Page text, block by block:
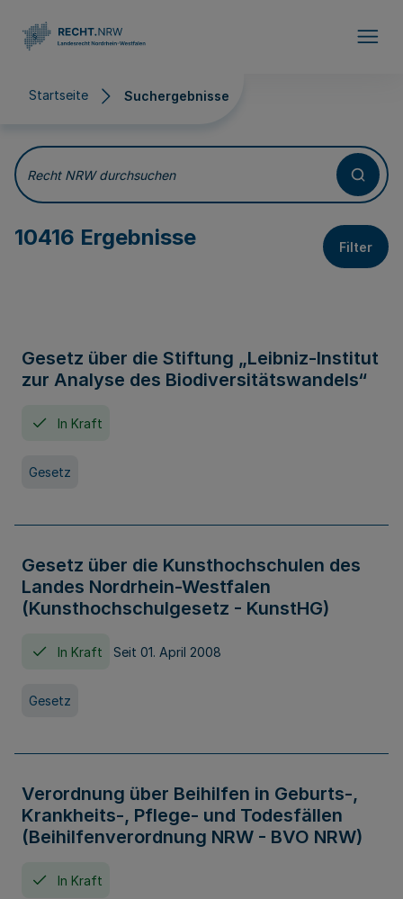
Startseite Suchergebnisse
Suchergebnisse
Recht NRW durchsuchen
10416 Ergebnisse Filter
Gesetz über die Stiftung „Leibniz-Institut
zur Analyse des Biodiversitätswandels“
In Kraft
Gesetz
Gesetz über die Kunsthochschulen des
Landes Nordrhein-Westfalen
(Kunsthochschulgesetz - KunstHG)
In Kraft Seit 01. April 2008
Gesetz
Verordnung über Beihilfen in Geburts-,
Krankheits-, Pflege- und Todesfällen
(Beihilfenverordnung NRW - BVO NRW)
In Kraft